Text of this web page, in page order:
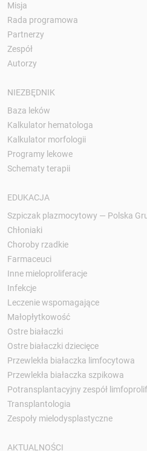
Misja
Rada programowa
Partnerzy
Zespół
Autorzy
NIEZBĘDNIK
Baza leków
Kalkulator hematologa
Kalkulator morfologii
Programy lekowe
Schematy terapii
EDUKACJA
Szpiczak plazmocytowy — Polska
Chłoniaki
Choroby rzadkie
Farmaceuci
Inne mieloproliferacje
Infekcje
Leczenie wspomagające
Małopłytkowość
Ostre białaczki
Ostre białaczki dziecięce
Przewlekła białaczka limfocytowa
Przewlekła białaczka szpikowa
Potransplantacyjny zespół
Transplantologia
Zespoły mielodysplastyczne
AKTUALNOŚCI